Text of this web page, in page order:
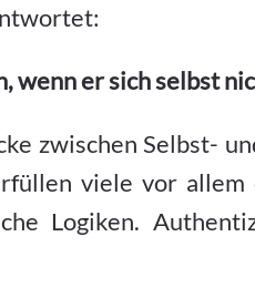
wenn er sich selbst
zwischen Selbst-
viele vor allem
Logiken.